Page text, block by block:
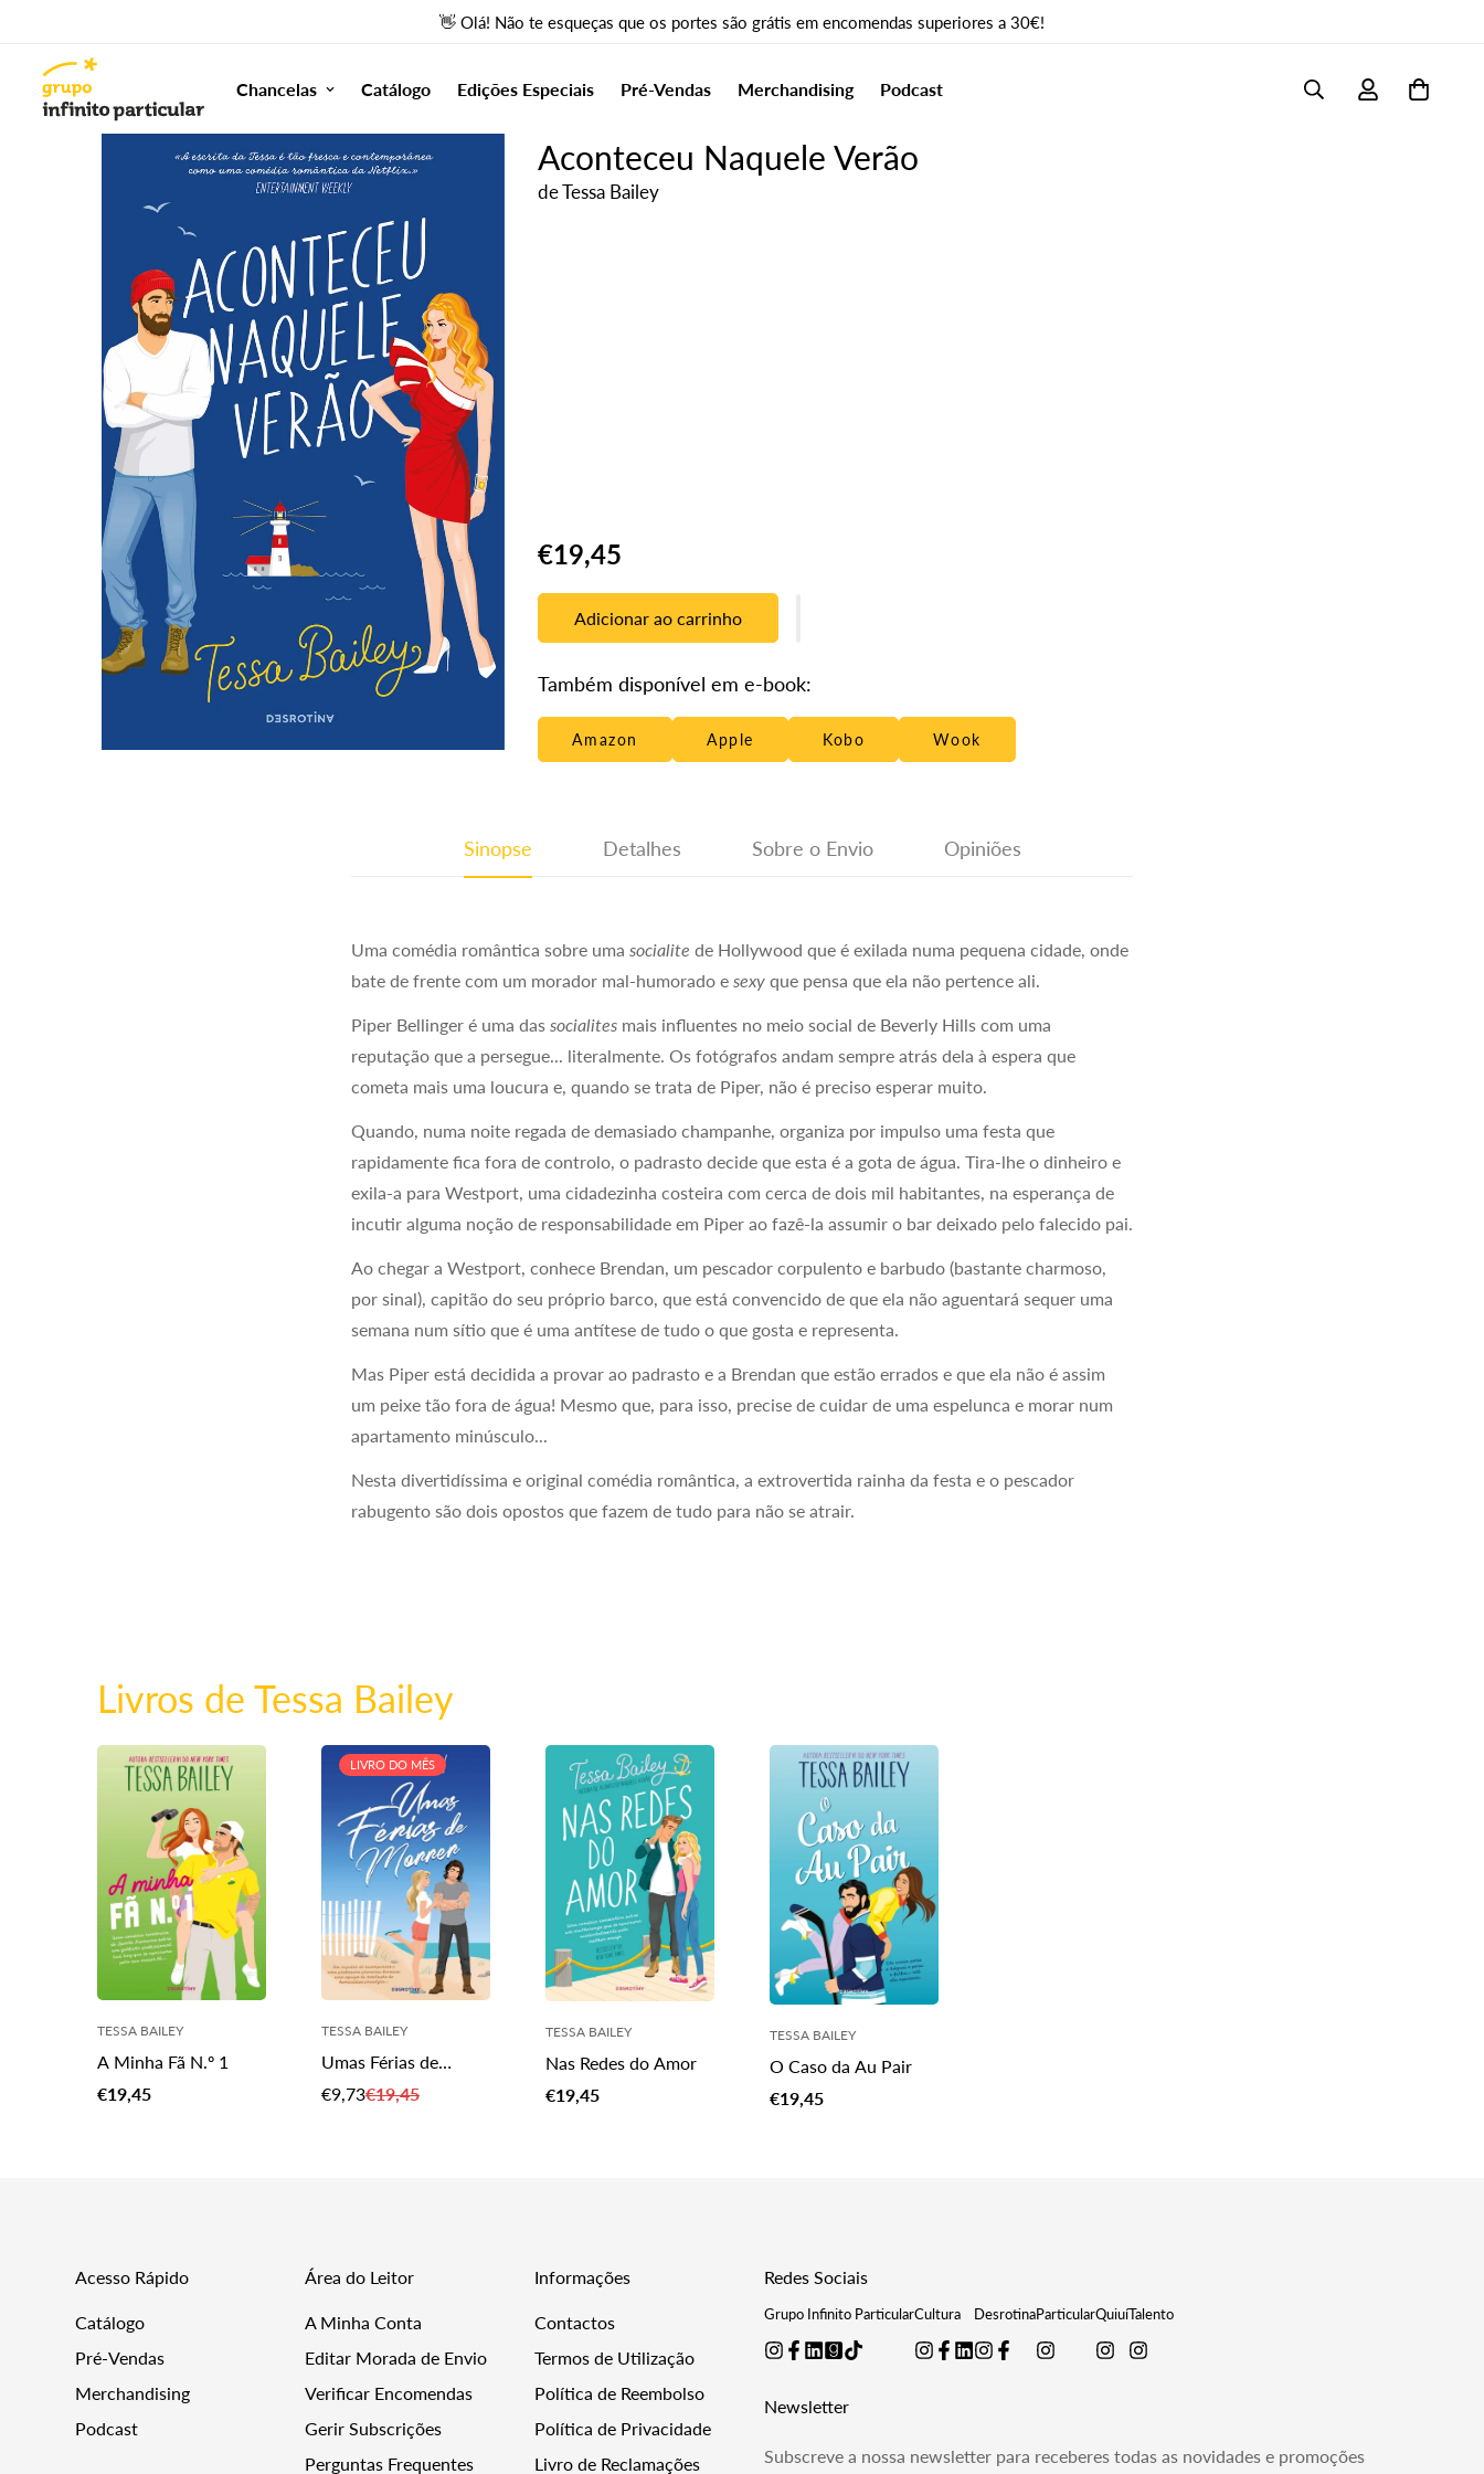
👋 Olá! Não te esqueças que os portes são grátis em encomendas superiores a 30€!
Chancelas Catálogo Edições Especiais Pré-Vendas Merchandising Podcast
Aconteceu Naquele Verão
deTessa Bailey
Translation
missing:
pt-
PT.products.product.price.regular_price
€19,45
Adicionar ao carrinho
Também disponível em e-book:
Amazon Apple Kobo Wook
Sinopse Detalhes Sobre o Envio Opiniões
Uma comédia romântica sobre uma socialite de Hollywood que é exilada numa pequena cidade, onde
bate de frente com um morador mal-humorado e sexy que pensa que ela não pertence ali.
Piper Bellinger é uma das socialites mais influentes no meio social de Beverly Hills com uma
reputação que a persegue... literalmente. Os fotógrafos andam sempre atrás dela à espera que
cometa mais uma loucura e, quando se trata de Piper, não é preciso esperar muito.
Quando, numa noite regada de demasiado champanhe, organiza por impulso uma festa que
rapidamente fica fora de controlo, o padrasto decide que esta é a gota de água. Tira-lhe o dinheiro e
exila-a para Westport, uma cidadezinha costeira com cerca de dois mil habitantes, na esperança de
incutir alguma noção de responsabilidade em Piper ao fazê-la assumir o bar deixado pelo falecido pai.
Ao chegar a Westport, conhece Brendan, um pescador corpulento e barbudo (bastante charmoso,
por sinal), capitão do seu próprio barco, que está convencido de que ela não aguentará sequer uma
semana num sítio que é uma antítese de tudo o que gosta e representa.
Mas Piper está decidida a provar ao padrasto e a Brendan que estão errados e que ela não é assim
um peixe tão fora de água! Mesmo que, para isso, precise de cuidar de uma espelunca e morar num
apartamento minúsculo...
Nesta divertidíssima e original comédia romântica, a extrovertida rainha da festa e o pescador
rabugento são dois opostos que fazem de tudo para não se atrair.
Livros de Tessa Bailey
TESSA BAILEY
A Minha Fã N.º 1
Translation
€19,45
LIVRO DO MÊS
TESSA BAILEY
Umas Férias de
MorrerTranslation
€9,73Translation
€19,45
TESSA BAILEY
Nas Redes do Amor
Translation
€19,45
TESSA BAILEY
O Caso da Au Pair
Translation
€19,45
Acesso Rápido
Catálogo
Pré-Vendas
Merchandising
Podcast
Área do Leitor
A Minha Conta
Editar Morada de Envio
Verificar Encomendas
Gerir Subscrições
Perguntas Frequentes
Informações
Contactos
Termos de Utilização
Política de Reembolso
Política de Privacidade
Livro de Reclamações
Redes Sociais
Grupo Infinito ParticularCultura DesrotinaParticularQuiuíTalento
Newsletter
Subscreve a nossa newsletter para receberes todas as novidades e promoções